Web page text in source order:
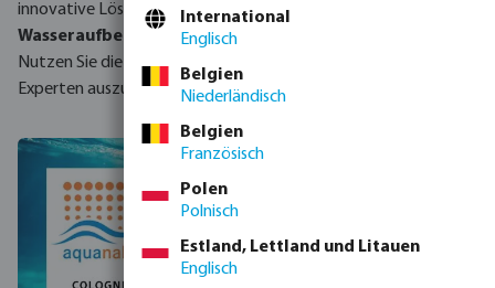
innovative Lösungen rund umHeizsysteme,
Wasseraufbereitung und modernste Pooltechnologien
Nutzen Sie die Gelegenheit, um sich direkt mit unseren
Experten auszutauschen!
International
Englisch
Belgien
Niederländisch
Belgien
Französisch
Polen
Polnisch
Estland, Lettland und Litauen
Englisch